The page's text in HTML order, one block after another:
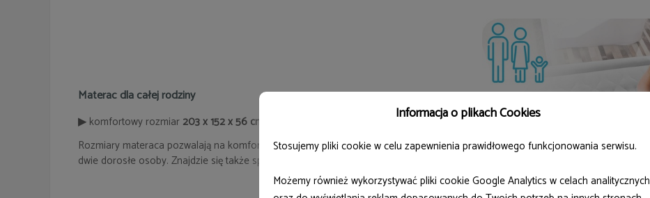
Materac dla całej rodziny
▶ komfortowy rozmiar 203 x 152 x 56 cm
Rozmiary materaca pozwalają na komfortowe użytkowanie go przez przynajmniej
dwie dorosłe osoby. Znajdzie się także sporo miejsca dla rozespanych maluchów.
Informacja o plikach Cookies
Stosujemy pliki cookie w celu zapewnienia prawidłowego funkcjonowania serwisu.
Możemy również wykorzystywać pliki cookie Google Analytics w celach analitycznych